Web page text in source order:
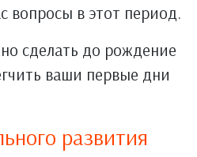
вопросы в этот период.
сделать до рождение
ваши первые дни
развития